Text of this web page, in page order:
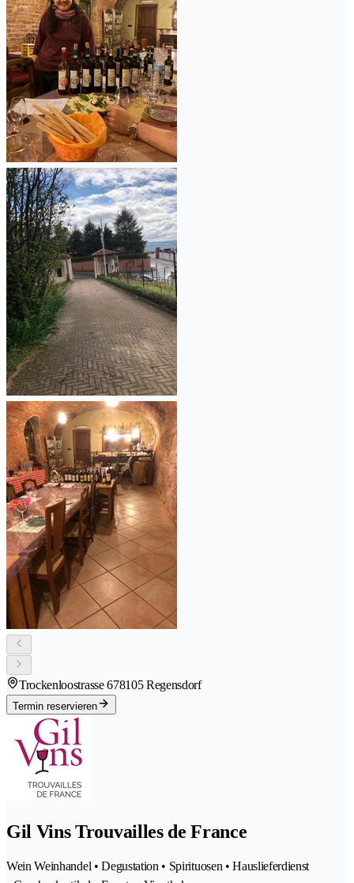
Trockenloostrasse 678105 Regensdorf
Termin reservieren
Gil Vins Trouvailles de France
Wein Weinhandel • Degustation • Spirituosen • Hauslieferdienst